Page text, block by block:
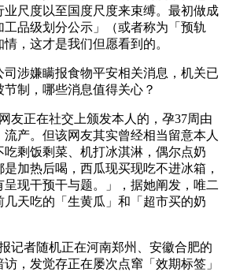
尺度以至国度尺度来束缚。最初做成
工品级划分公示」（或者称为「预轨
，这才是我们但愿看到的。
涉嫌瞒报食物平安相关消息，机关已
制，哪些消息值得关心？
正在社交上颁发本人的，孕37周由
产。但该网友其实曾经相当留意本人
剩饭剩菜、机打冰淇淋，偶尔点奶
加热后喝，西瓜现买现吃不进冰箱，
现干预干与题。」，据她阐发，唯二
天吃的「生黄瓜」和「超市买的奶
者随机正在河南郑州、安徽合肥的
，发觉存正在屡次点窜「效期标签」